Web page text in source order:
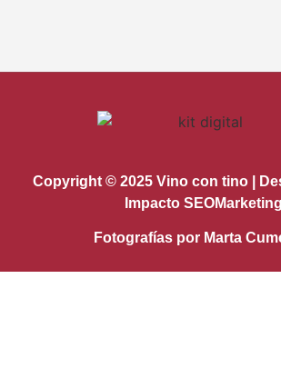
Copyright © 2025 Vino con tino |
Impacto SEOMarketing
Fotografías por Marta